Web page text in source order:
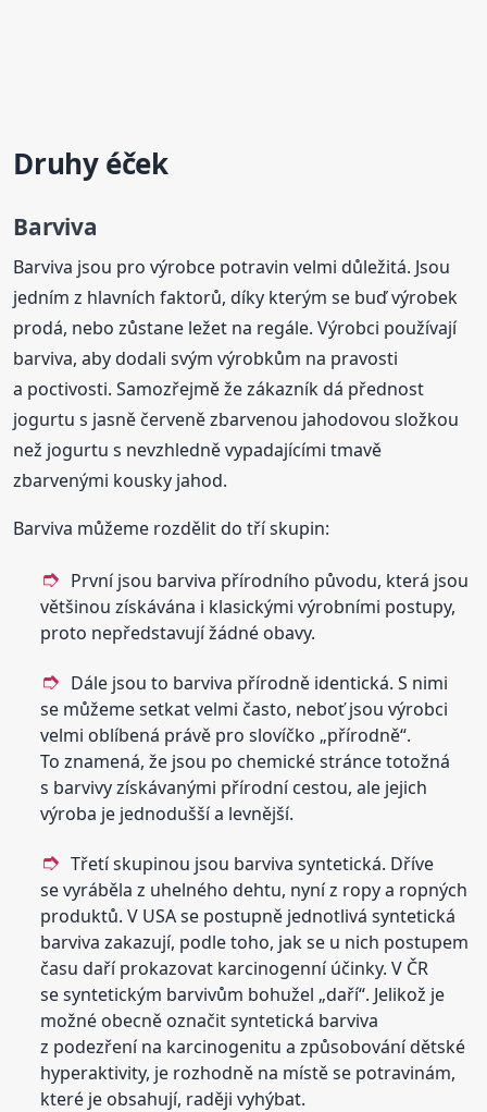
Druhy éček
Barviva
Barviva jsou pro výrobce potravin velmi důležitá. Jsou
jedním z hlavních faktorů, díky kterým se buď výrobek
prodá, nebo zůstane ležet na regále. Výrobci používají
barviva, aby dodali svým výrobkům na pravosti
a poctivosti. Samozřejmě že zákazník dá přednost
jogurtu s jasně červeně zbarvenou jahodovou složkou
než jogurtu s nevzhledně vypadajícími tmavě
zbarvenými kousky jahod.
Barviva můžeme rozdělit do tří skupin:
První jsou barviva přírodního původu, která jsou
většinou získávána i klasickými výrobními postupy,
proto nepředstavují žádné obavy.
Dále jsou to barviva přírodně identická. S nimi
se můžeme setkat velmi často, neboť jsou výrobci
velmi oblíbená právě pro slovíčko „přírodně“.
To znamená, že jsou po chemické stránce totožná
s barvivy získávanými přírodní cestou, ale jejich
výroba je jednodušší a levnější.
Třetí skupinou jsou barviva syntetická. Dříve
se vyráběla z uhelného dehtu, nyní z ropy a ropných
produktů. V USA se postupně jednotlivá syntetická
barviva zakazují, podle toho, jak se u nich postupem
času daří prokazovat karcinogenní účinky. V ČR
se syntetickým barvivům bohužel „daří“. Jelikož je
možné obecně označit syntetická barviva
z podezření na karcinogenitu a způsobování dětské
hyperaktivity, je rozhodně na místě se potravinám,
které je obsahují, raději vyhýbat.